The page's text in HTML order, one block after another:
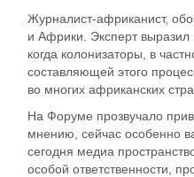
Журналист-африканист,
и Африки . Эксперт
когда колонизаторы, в
составляющей этого
во многих африканских
На Форуме прозвучало
мнению, сейчас особенно
сегодня медиа
особой ответственности,